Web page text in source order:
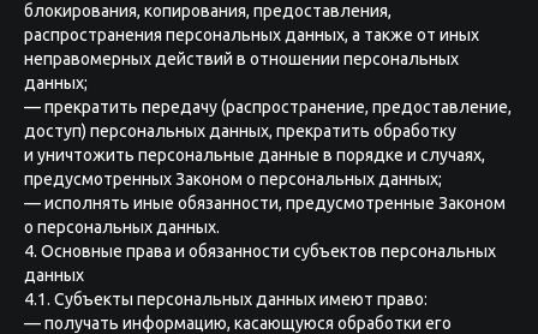
блокирования, копирования, предоставления,
распространения персональных данных, а также от иных
неправомерных действий в отношении персональных
данных;
— прекратить передачу (распространение, предоставление,
доступ) персональных данных, прекратить обработку
и уничтожить персональные данные в порядке и случаях,
предусмотренных Законом о персональных данных;
— исполнять иные обязанности, предусмотренные Законом
о персональных данных.
4. Основные права и обязанности субъектов персональных
данных
4.1. Субъекты персональных данных имеют право:
— получать информацию, касающуюся обработки его